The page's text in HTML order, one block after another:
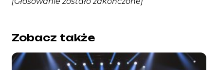
Zobacz także